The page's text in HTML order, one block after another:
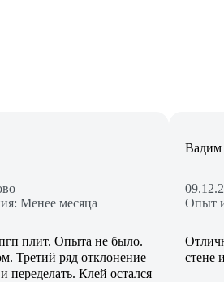
Менее месяца
плит. Опыта не было.
Третий ряд отклонение
переделать. Клей остался
Вадим
Опыт
стене